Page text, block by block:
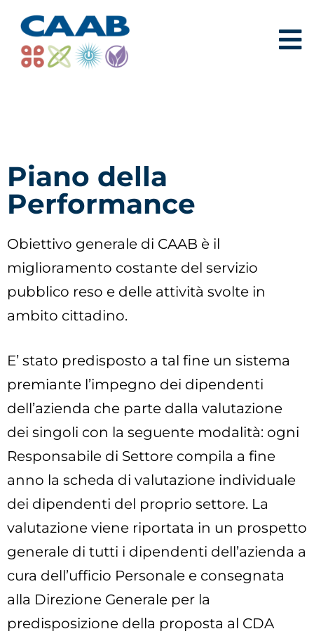
Piano della
Performance
Obiettivo generale di CAAB è il
miglioramento costante del servizio
pubblico reso e delle attività svolte in
ambito cittadino.
E’ stato predisposto a tal fine un sistema
premiante l’impegno dei dipendenti
dell’azienda che parte dalla valutazione
dei singoli con la seguente modalità: ogni
Responsabile di Settore compila a fine
anno la scheda di valutazione individuale
dei dipendenti del proprio settore. La
valutazione viene riportata in un prospetto
generale di tutti i dipendenti dell’azienda a
cura dell’ufficio Personale e consegnata
alla Direzione Generale per la
predisposizione della proposta al CDA